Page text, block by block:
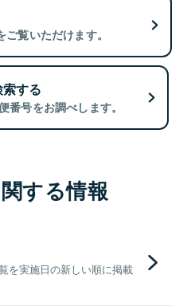
覧いただけます。
する
番号をお調べします。
する情報
を実施日の新しい順に掲載